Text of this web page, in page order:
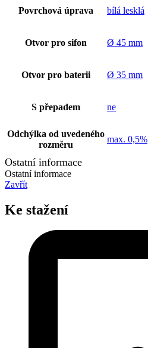
Povrchová úprava bílá lesklá
Otvor pro sifon Ø 45 mm
Otvor pro baterii Ø 35 mm
S přepadem ne
Odchýlka od uvedeného
rozměru
max. 0,5%
Ostatní informace
Ostatní informace
Zavřít
Ke stažení